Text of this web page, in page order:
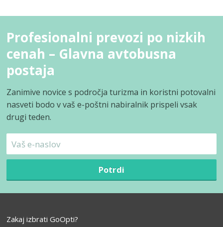
Profesionalni prevozi po nizkih
cenah – Glavna avtobusna
postaja
Zanimive novice s področja turizma in koristni potovalni
nasveti bodo v vaš e-poštni nabiralnik prispeli vsak
drugi teden.
Potrdi
Zakaj izbrati GoOpti?